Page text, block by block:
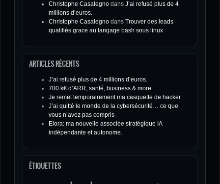
Christophe Casalegno dans J’ai refusé plus de 4
millions d’euros.
Christophe Casalegno dans Trouver des leads
qualifiés grace au langage bash sous linux
ARTICLES RÉCENTS
J’ai refusé plus de 4 millions d’euros.
700 k€ d’ARR, santé, business & more
Je remet temporairement ma casquette de hacker
J’ai quitté le monde de la cybersécurité… ce que
vous n’avez pas compris
Elora: ma nouvelle associée stratégique IA
indépendante et autonome.
ÉTIQUETTES